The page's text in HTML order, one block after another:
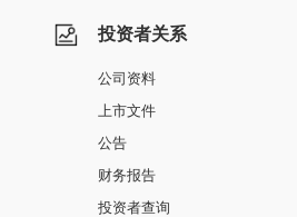
投资者关系
公司资料
上市文件
公告
财务报告
投资者查询